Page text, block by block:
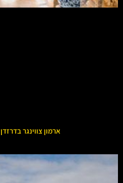
ארמון צווינגר